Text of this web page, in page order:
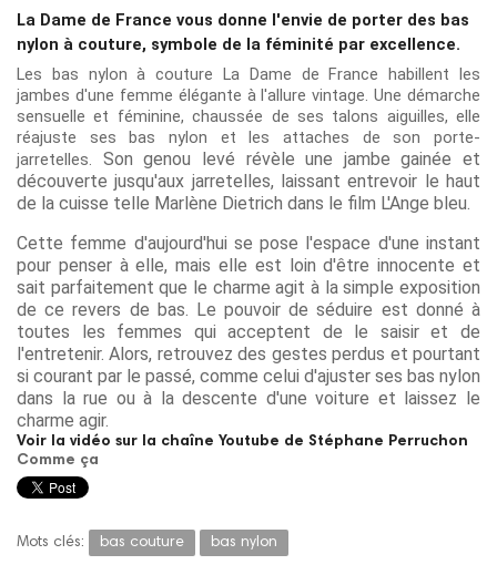
La Dame de France vous donne l'envie de porter des bas
nylon à couture, symbole de la féminité par excellence.
Les bas nylon à couture La Dame de France habillent les
jambes d'une femme élégante à l'allure vintage. Une démarche
sensuelle et féminine, chaussée de ses talons aiguilles, elle
réajuste ses bas nylon et les attaches de son porte-
jarretelles. Son genou levé révèle une jambe gainée et
découverte jusqu'aux jarretelles, laissant entrevoir le haut
de la cuisse telle Marlène Dietrich dans le film L'Ange bleu.
Cette femme d'aujourd'hui se pose l'espace d'une instant
pour penser à elle, mais elle est loin d'être innocente et
sait parfaitement que le charme agit à la simple exposition
de ce revers de bas. Le pouvoir de séduire est donné à
toutes les femmes qui acceptent de le saisir et de
l'entretenir. Alors, retrouvez des gestes perdus et pourtant
si courant par le passé, comme celui d'ajuster ses bas nylon
dans la rue ou à la descente d'une voiture et laissez le
charme agir.
Voir la vidéo sur la chaîne Youtube de Stéphane Perruchon
Comme ça
Mots clés: bas couture bas nylon